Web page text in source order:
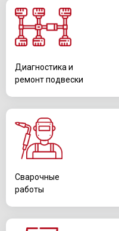
Диагностика и
ремонт подвески
Сварочные
работы